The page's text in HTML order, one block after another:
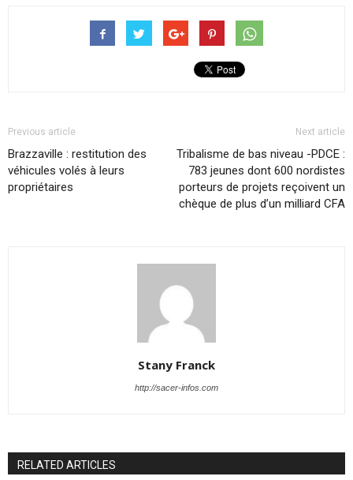
Previous article
Brazzaville : restitution des
véhicules volés à leurs
propriétaires
Next article
Tribalisme de bas niveau -PDCE :
783 jeunes dont 600 nordistes
porteurs de projets reçoivent un
chèque de plus d’un milliard CFA
Stany Franck
http://sacer-infos.com
RELATED ARTICLES